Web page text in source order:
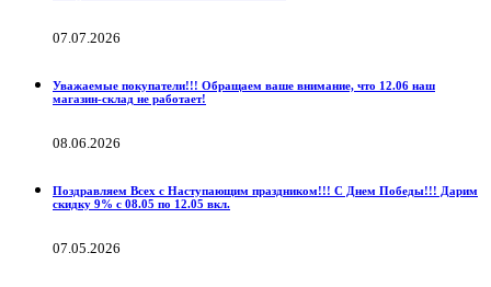
07.07.2026
Уважаемые покупатели!!! Обращаем ваше внимание, что 12.06 наш
магазин-склад не работает!
08.06.2026
Поздравляем Всех с Наступающим праздником!!! С Днем Победы!!! Дарим
скидку 9% с 08.05 по 12.05 вкл.
07.05.2026